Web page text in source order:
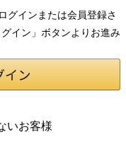
グインまたは会員登録さ
イン」ボタンよりお進み
いお客様